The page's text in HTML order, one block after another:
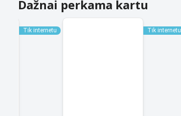
Dažnai perkama kartu
Tik internetu Tik internetu